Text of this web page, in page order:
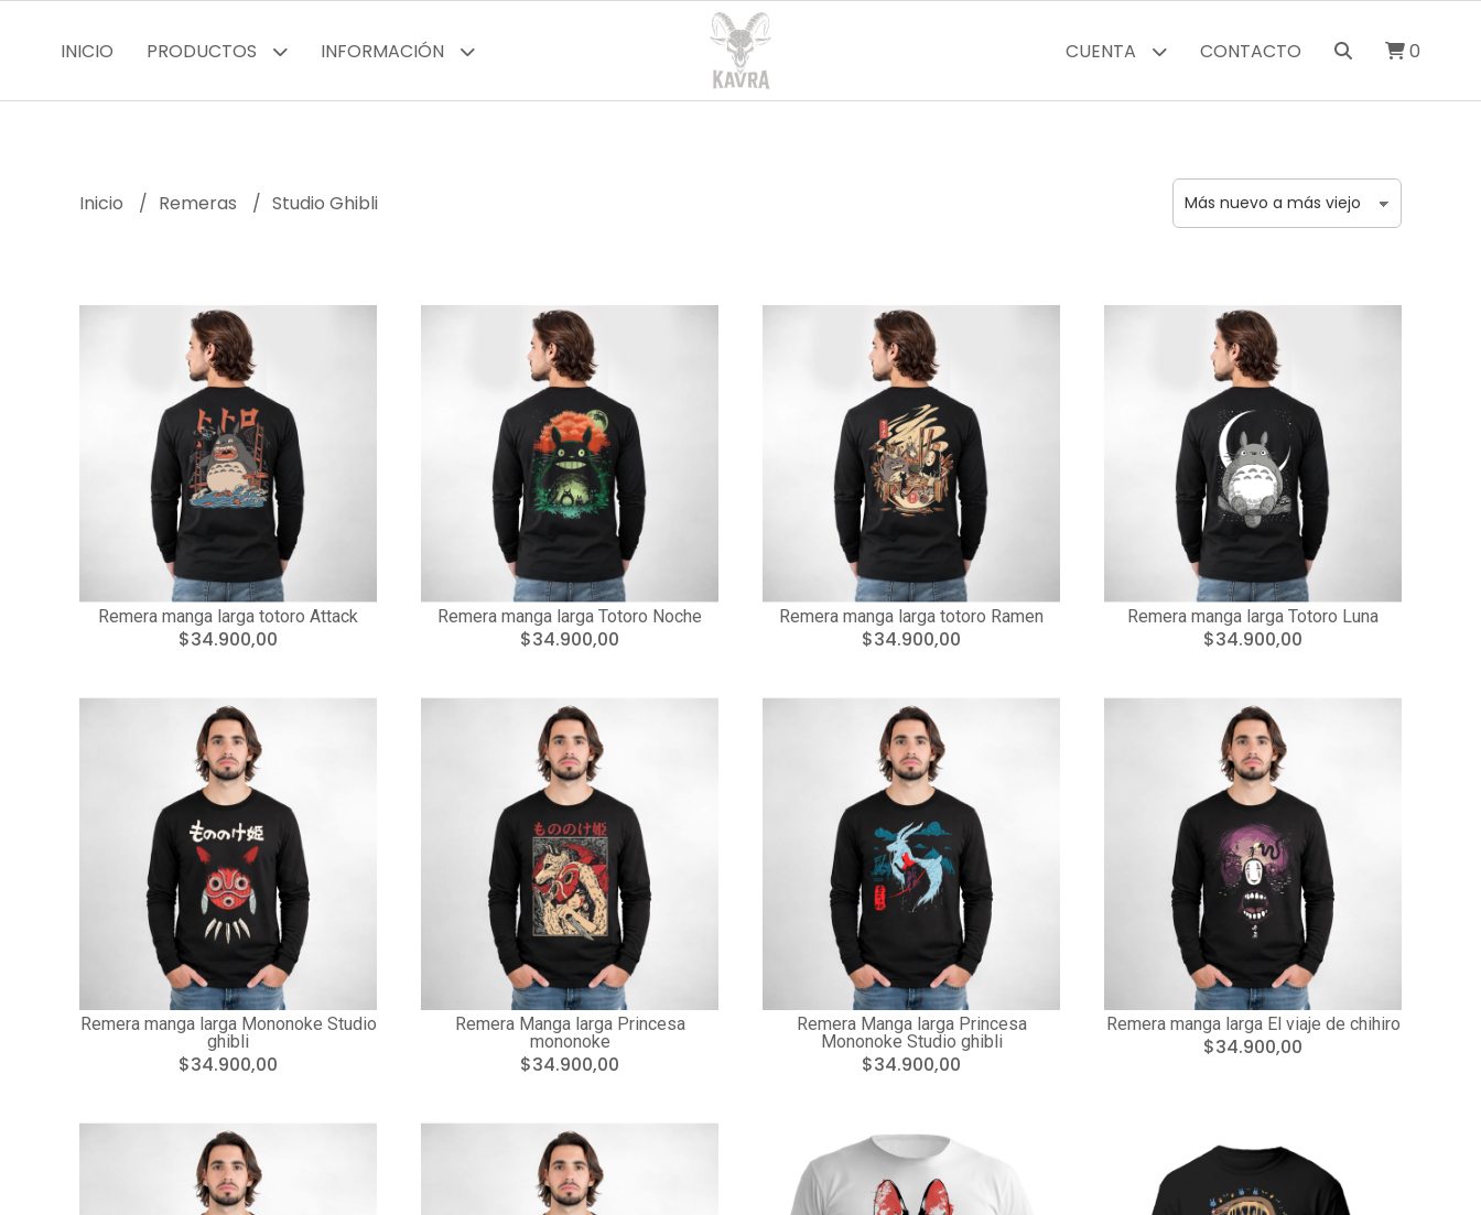
INICIO PRODUCTOS INFORMACIÓN CUENTA CONTACTO 0
Inicio Remeras Studio Ghibli
Remera manga larga totoro Attack
$34.900,00
Remera manga larga Totoro Noche
$34.900,00
Remera manga larga totoro Ramen
$34.900,00
Remera manga larga Totoro Luna
$34.900,00
Remera manga larga Mononoke Studio
ghibli
$34.900,00
Remera Manga larga Princesa
mononoke
$34.900,00
Remera Manga larga Princesa
Mononoke Studio ghibli
$34.900,00
Remera manga larga El viaje de chihiro
$34.900,00